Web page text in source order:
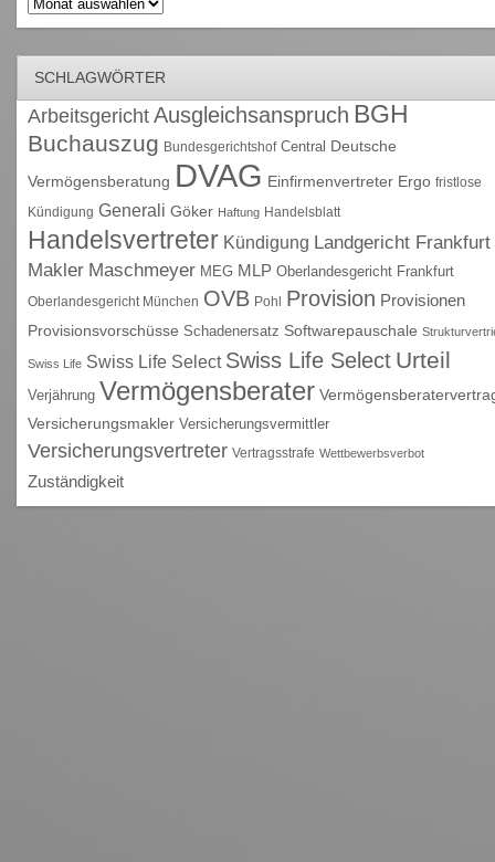
SCHLAGWÖRTER
Arbeitsgericht Ausgleichsanspruch BGH
Buchauszug Bundesgerichtshof Central Deutsche
Vermögensberatung DVAG Einfirmenvertreter Ergo fristlose
Kündigung Generali Göker Haftung Handelsblatt
Handelsvertreter Kündigung Landgericht Frankfurt
Makler Maschmeyer MEG MLP Oberlandesgericht Frankfurt
Oberlandesgericht München OVB Pohl Provision Provisionen
Provisionsvorschüsse Schadenersatz Softwarepauschale
Swiss Life Swiss Life Select Swiss Life Select Urteil
Verjährung Vermögensberater
Versicherungsmakler Versicherungsvermittler
Versicherungsvertreter Vertragsstrafe Wettbewerbsverbot
Zuständigkeit